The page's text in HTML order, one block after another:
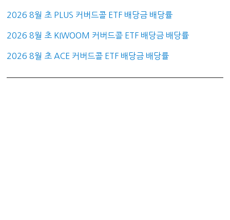
2026 8월 초 PLUS 커버드콜 ETF 배당금 배당률
2026 8월 초 KIWOOM 커버드콜 ETF 배당금 배당률
2026 8월 초 ACE 커버드콜 ETF 배당금 배당률